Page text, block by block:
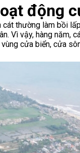
động
thường làm bồi
Vì vậy, hàng năm,
cửa biển, cửa